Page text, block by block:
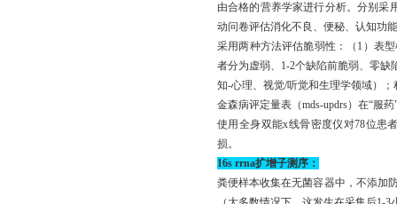
由合格的营养学家进行分析。分别采
动问卷评估消化不良、便秘、认知功
采用两种方法评估脆弱性：（1）表
者分为虚弱、1-2个缺陷前脆弱、零
知-心理、视觉/听觉和生理学领域）
金森病评定量表（mds-updrs）在“服
使用全身双能x线骨密度仪对78位患
损。
16s rrna扩增子测序：
粪便样本收集在无菌容器中，不添加